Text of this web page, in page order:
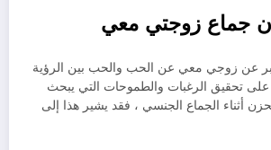
جماع زوجتي معي
عن زوجي معي عن الحب والحب بين الرؤية
على تحقيق الرغبات والطموحات التي يبحث
أثناء الجماع الجنسي ، فقد يشير هذا إلى